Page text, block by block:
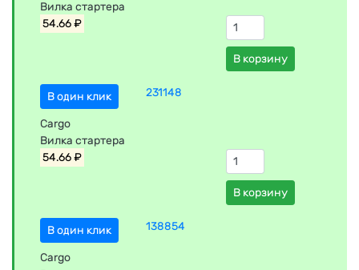
Вилка стартера
54.66 ₽
В корзину
В один клик 231148
Cargo
Вилка стартера
54.66 ₽
В корзину
В один клик 138854
Cargo